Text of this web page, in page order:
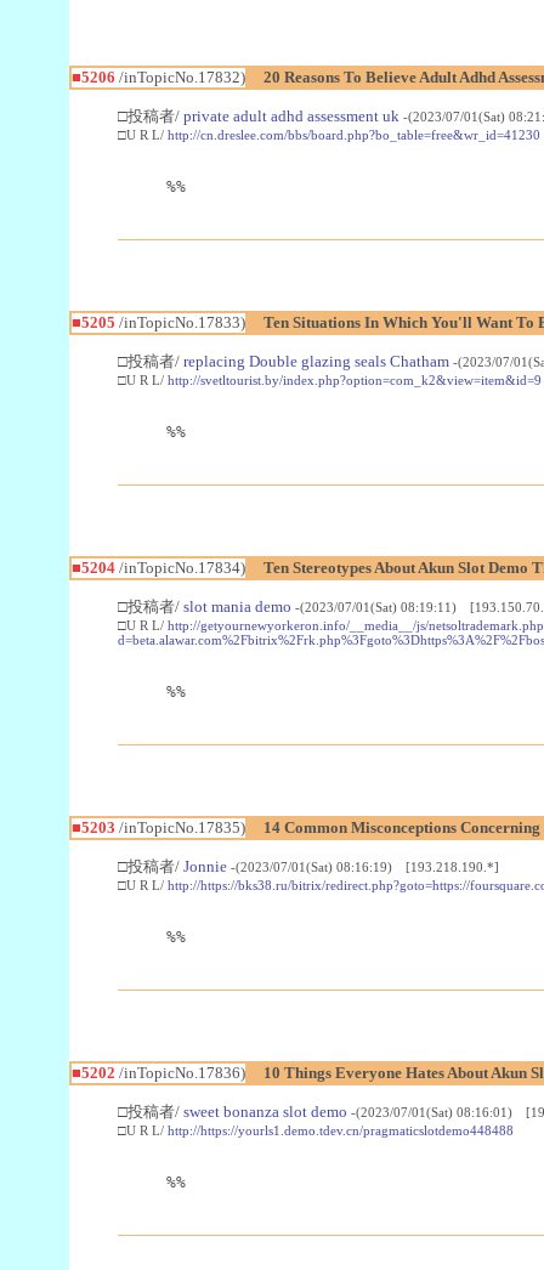
■5206 /inTopicNo.17832) 20 Reasons To Believe Adult Adhd
□投稿者/ private adult adhd assessment uk -(2023/07/01(Sat)
□U R L/ http://cn.dreslee.com/bbs/board.php?bo_table=free&wr_id=41230
%%
■5205 /inTopicNo.17833) Ten Situations In Which You'll Want To
□投稿者/ replacing Double glazing seals Chatham -(2023/07/
□U R L/ http://svetltourist.by/index.php?option=com_k2&view=item&id=9
%%
■5204/inTopicNo.17834) Ten Stereotypes About Akun Slot Demo
□投稿者/ slot mania demo -(2023/07/01(Sat) 08:19:11)
□U R L/ http://getyournewyorkeron.info/__media__/js/
%%
■5203 /inTopicNo.17835) 14 Common Misconceptions
□投稿者/ Jonnie -(2023/07/01(Sat) 08:16:19) [193.218.190.*]
□U R L/ http://https://bks38.ru/bitrix/redirect.php?goto=https://
%%
■5202 /inTopicNo.17836) 10 Things Everyone Hates About Akun
□投稿者/ sweet bonanza slot demo -(2023/07/01(Sat) 08:16:01)
□U R L/ http://https://yourls1.demo.tdev.cn/pragmaticslotdemo448488
%%